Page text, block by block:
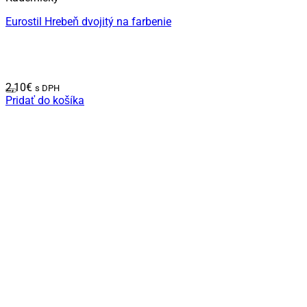
Eurostil Hrebeň dvojitý na farbenie
2,10€ s DPH
Pridať do košíka